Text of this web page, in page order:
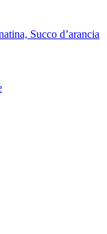
Succo d’arancia